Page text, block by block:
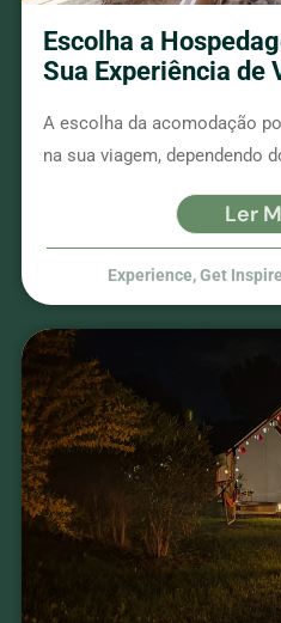
Escolha a
Sua Experiência de
A escolha da acomodação
na sua viagem, dependendo
Ler
Experience,Get